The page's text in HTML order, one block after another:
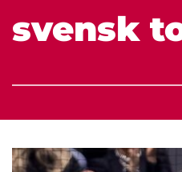
svensk